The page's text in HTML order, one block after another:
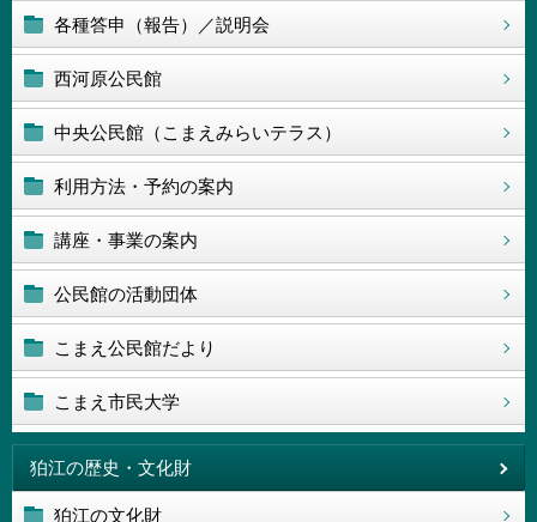
各種答申（報告）／説明会
西河原公民館
中央公民館（こまえみらいテラス）
利用方法・予約の案内
講座・事業の案内
公民館の活動団体
こまえ公民館だより
こまえ市民大学
狛江の歴史・文化財
狛江の文化財